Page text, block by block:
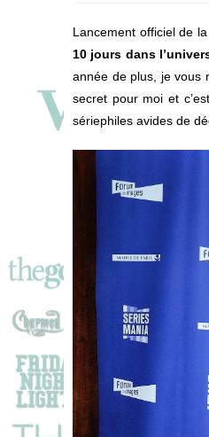
Lancement officiel de
10 jours dans
année de plus, je vous
secret pour moi et
sériephiles avides de